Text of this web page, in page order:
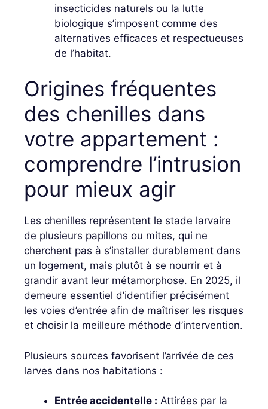
insecticides naturels ou la lutte
biologique s’imposent comme des
alternatives efficaces et respectueuses
de l’habitat.
Origines fréquentes
des chenilles dans
votre appartement :
comprendre l’intrusion
pour mieux agir
Les chenilles représentent le stade larvaire
de plusieurs papillons ou mites, qui ne
cherchent pas à s’installer durablement dans
un logement, mais plutôt à se nourrir et à
grandir avant leur métamorphose. En 2025, il
demeure essentiel d’identifier précisément
les voies d’entrée afin de maîtriser les risques
et choisir la meilleure méthode d’intervention.
Plusieurs sources favorisent l’arrivée de ces
larves dans nos habitations :
Entrée accidentelle : Attirées par la